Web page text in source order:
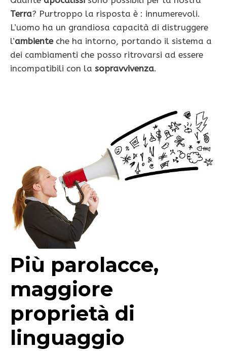
Terra? Purtroppo la risposta è : innumerevoli.
L’uomo ha un grandiosa capacità di distruggere
l’ambienteche ha intorno, portando il sistema a
dei cambiamenti che posso ritrovarsi ad essere
incompatibili con la sopravvivenza.
Più parolacce,
maggiore
proprietà di
linguaggio